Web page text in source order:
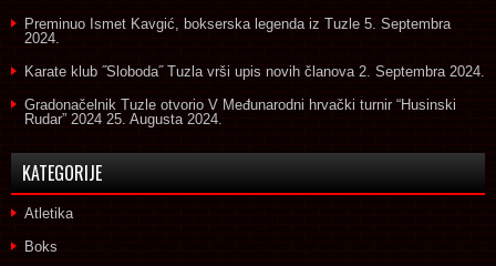
Preminuo Ismet Kavgić, bokserska legenda iz Tuzle 5. Septembra
2024.
Karate klub ˝Sloboda˝ Tuzla vrši upis novih članova 2. Septembra 2024.
Gradonačelnik Tuzle otvorio V Međunarodni hrvački turnir “Husinski
Rudar” 2024 25. Augusta 2024.
KATEGORIJE
Atletika
Boks